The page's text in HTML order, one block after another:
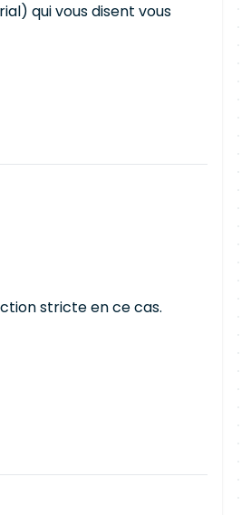
qui vous disent vous
stricte en ce cas.